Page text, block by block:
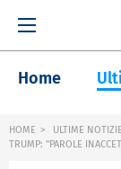
Home
HOME ULTIME NOTIZIE
TRUMP: "PAROLE